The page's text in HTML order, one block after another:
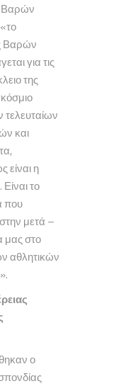
Βαρών
Βαρών
για τις
της
και
είναι η
το
που
μετά –
μας στο
αθλητικών
ο